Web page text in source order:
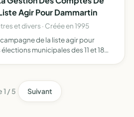
Agir Pour Dammartin
et divers · Créée en 1995
de la liste agir pour
municipales des 11 et 18
1 / 5 Suivant